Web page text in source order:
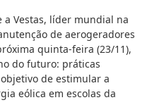
a Vestas, líder mundial na
de aerogeradores
quinta-feira (23/11),
do futuro: práticas
de estimular a
eólica em escolas da